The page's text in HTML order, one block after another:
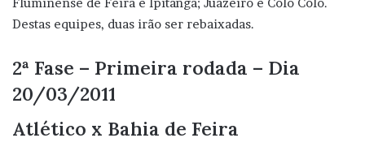
Destas equipes, duas irão ser rebaixadas.
2ª Fase – Primeira rodada – Dia
20/03/2011
Atlético x Bahia de Feira